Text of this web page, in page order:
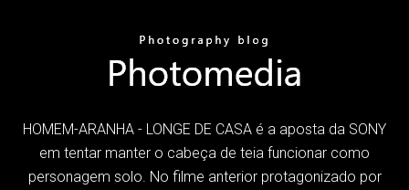
HOMEM-ARANHA - LONGE DE CASA é a aposta da SONY
em tentar manter o cabeça de teia funcionar como
personagem solo. No filme anterior protagonizado por